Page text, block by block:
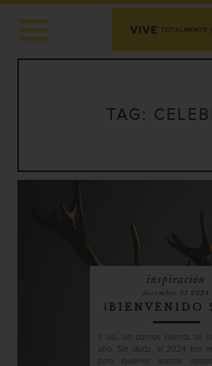
TAG:
inspiración
december 31 2024
¡BIENVENIDO
Y así, sin darnos cuenta se
año. Sin duda, el 2024 fue
para quienes somos